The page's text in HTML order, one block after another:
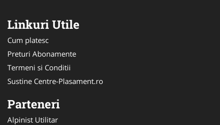
Linkuri Utile
Cum platesc
Preturi Abonamente
Termeni si Conditii
Sustine Centre-Plasament.ro
Parteneri
Alpinist Utilitar